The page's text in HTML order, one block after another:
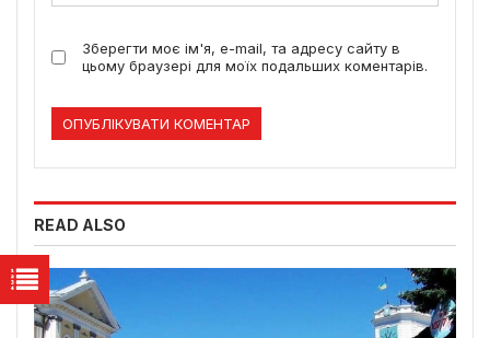
Зберегти моє ім'я, e-mail, та адресу сайту в
цьому браузері для моїх подальших коментарів.
READ ALSO